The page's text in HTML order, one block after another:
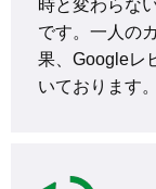
時と変わらな
です。一人の
果、Googleレ
いております